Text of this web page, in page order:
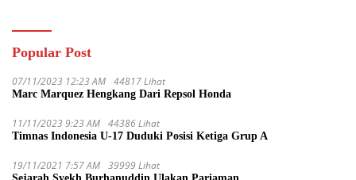
Popular Post
07/11/2023 12:23 AM 44817 Lihat
Marc Marquez Hengkang Dari Repsol Honda
11/11/2023 9:23 AM 44386 Lihat
Timnas Indonesia U-17 Duduki Posisi Ketiga Grup A
19/11/2021 7:57 AM 39999 Lihat